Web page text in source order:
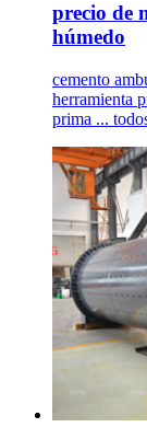
precio de
húmedo
cemento
herramienta
prima ...